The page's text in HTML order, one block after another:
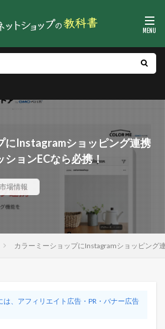
にInstagramショッピング連携
ションECなら必携！
場情報
カラーミーショップにInstagramショッピング
は、アフィリエイト広告・PR・バナー広告